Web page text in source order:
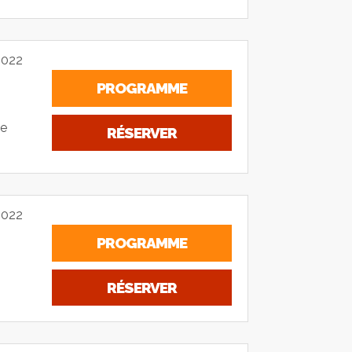
PROGRAMME
RÉSERVER
PROGRAMME
RÉSERVER